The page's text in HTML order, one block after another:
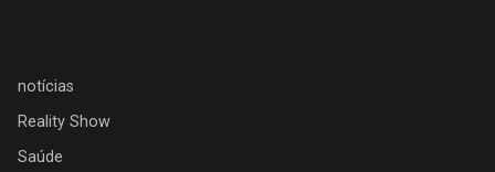
notícias
Reality Show
Saúde